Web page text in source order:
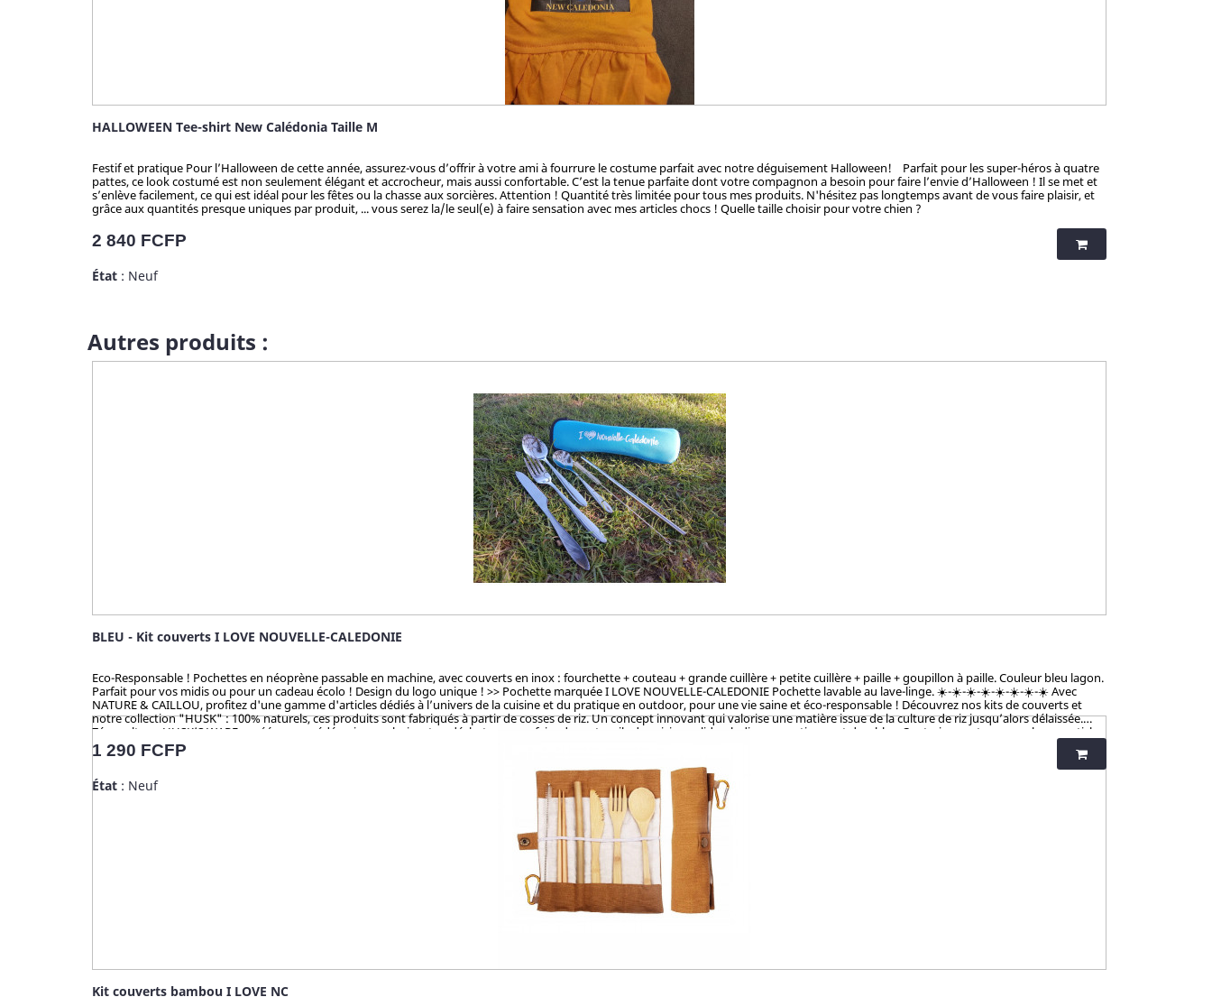
HALLOWEEN Tee-shirt New Calédonia Taille M
Festif et pratique Pour l’Halloween de cette année, assurez-vous d’offrir à votre ami à fourrure le costume parfait avec notre déguisement Halloween! Parfait pour les super-héros à quatre
pattes, ce look costumé est non seulement élégant et accrocheur, mais aussi confortable. C’est la tenue parfaite dont votre compagnon a besoin pour faire l’envie d’Halloween ! Il se met et
s’enlève facilement, ce qui est idéal pour les fêtes ou la chasse aux sorcières. Attention ! Quantité très limitée pour tous mes produits. N'hésitez pas longtemps avant de vous faire plaisir, et
grâce aux quantités presque uniques par produit, ... vous serez la/le seul(e) à faire sensation avec mes articles chocs ! Quelle taille choisir pour votre chien ?
Prix
2 840 FCFP
État : Neuf
Autres produits :
BLEU - Kit couverts I LOVE NOUVELLE-CALEDONIE
Eco-Responsable ! Pochettes en néoprène passable en machine, avec couverts en inox : fourchette + couteau + grande cuillère + petite cuillère + paille + goupillon à paille. Couleur bleu lagon.
Parfait pour vos midis ou pour un cadeau écolo ! Design du logo unique ! >> Pochette marquée I LOVE NOUVELLE-CALEDONIE Pochette lavable au lave-linge. ☀️-☀️-☀️-☀️-☀️-☀️-☀️-☀️ Avec
NATURE & CAILLOU, profitez d'une gamme d'articles dédiés à l’univers de la cuisine et du pratique en outdoor, pour une vie saine et éco-responsable ! Découvrez nos kits de couverts et
notre collection "HUSK" : 100% naturels, ces produits sont fabriqués à partir de cosses de riz. Un concept innovant qui valorise une matière issue de la culture de riz jusqu’alors délaissée.
Zéro culture, HUSK’S WARE a créé un procédé unique valorisant ce déchet pour en faire des ustencils de cuisine solides, ludiques, pratiques et durables. Contrairement aux nombreux articles
en bambou qui contiennent du mélaminé pour la coloration et le vernis, ces articles en cosse de riz sont 100% naturels, vertueux, totalement sains et 100% biodégradables. Breveté : procédé
analysé et certifié par la TUV (Allemagne), SGS (Suisse), BOKEN (Japon), CTI (Chine), FDA (USA) pour ses hauts standards en eco-friendliness et non-toxicité.
Prix
1 290 FCFP
État : Neuf
Kit couverts bambou I LOVE NC